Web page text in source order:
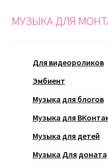
МУЗЫКА ДЛЯ
Для видеороликов
Эмбиент
Музыка для блогов
Музыка для
Музыка для детей
Музыка Для доната